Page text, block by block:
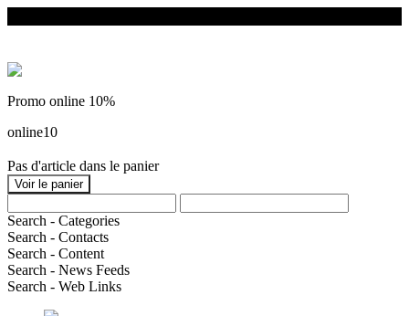
Promo online 10%
online10
Pas d'article dans le panier
Search - Categories
Search - Contacts
Search - Content
Search - News Feeds
Search - Web Links